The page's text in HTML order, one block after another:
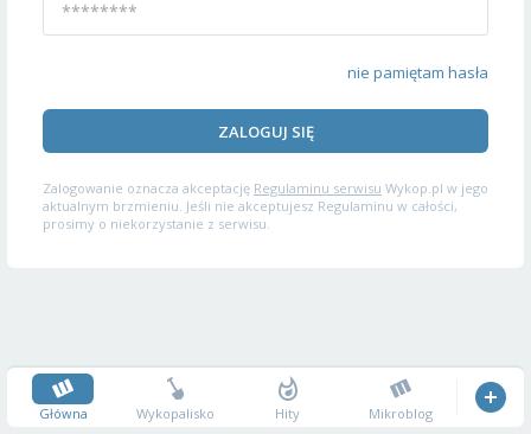
nie pamiętam hasła
ZALOGUJ SIĘ
Zalogowanie oznacza akceptację Regulaminu serwisu Wykop.pl w jego
aktualnym brzmieniu. Jeśli nie akceptujesz Regulaminu w całości,
prosimy o niekorzystanie z serwisu.
Główna Wykopalisko Hity Mikroblog